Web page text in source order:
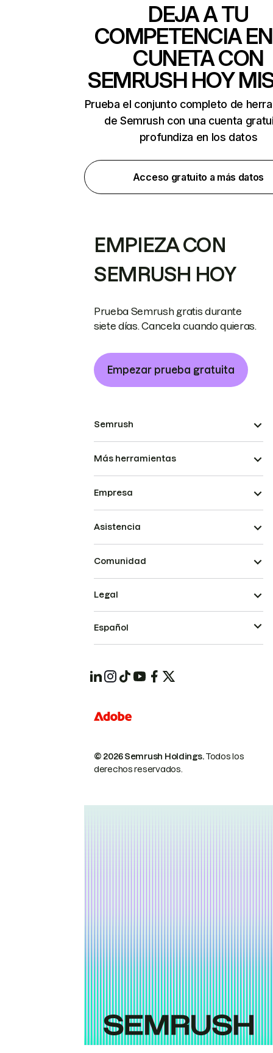
DEJA A TU
COMPETENCIA
CUNETA CON
SEMRUSH HOY
Prueba el conjunto completo de
de Semrush con una cuenta
profundiza en los datos
Acceso gratuito a más datos
EMPIEZA CON
SEMRUSH HOY
Prueba Semrush gratis durante
siete días. Cancela cuando quieras.
Empezar prueba gratuita
Semrush
Más herramientas
Empresa
Asistencia
Comunidad
© 2026 Semrush Holdings.Todos los
derechos reservados.
Legal
Español